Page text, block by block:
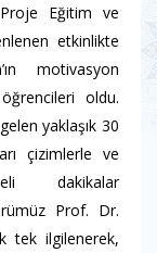
Eğitim ve
etkinlikte
motivasyon
oldu.
yaklaşık 30
çizimlerle ve
dakikalar
Prof. Dr.
tek ilgilenerek,